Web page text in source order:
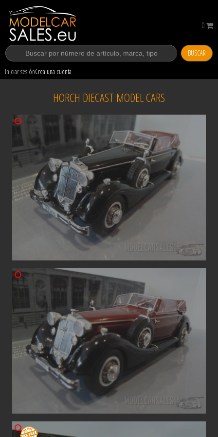
BUSCAR
Iniciar sesiónCrea una cuenta
0
HORCH DIECAST MODEL CARS